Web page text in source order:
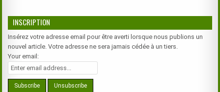
INSCRIPTION
Insérez votre adresse email pour être averti lorsque nous publions un
nouvel article. Votre adresse ne sera jamais cédée à un tiers.
Your email: